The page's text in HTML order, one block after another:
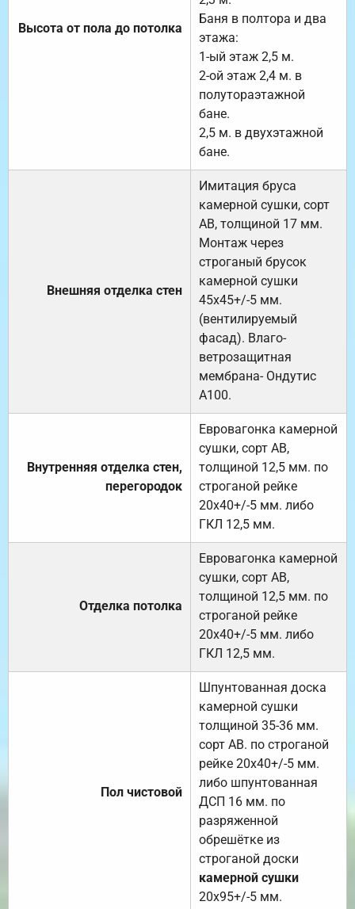
Высота от пола до потолка
Баня в полтора и два
этажа:
1-ый этаж 2,5 м.
2-ой этаж 2,4 м. в
полутораэтажной
бане.
2,5 м. в двухэтажной
бане.
Внешняя отделка стен
Имитация бруса
камерной сушки, сорт
АВ, толщиной 17 мм.
Монтаж через
строганый брусок
камерной сушки
45х45+/-5 мм.
(вентилируемый
фасад). Влаго-
ветрозащитная
мембрана- Ондутис
А100.
Внутренняя отделка стен,
перегородок
Евровагонка камерной
сушки, сорт АВ,
толщиной 12,5 мм. по
строганой рейке
20х40+/-5 мм. либо
ГКЛ 12,5 мм.
Отделка потолка
Евровагонка камерной
сушки, сорт АВ,
толщиной 12,5 мм. по
строганой рейке
20х40+/-5 мм. либо
ГКЛ 12,5 мм.
Пол чистовой
Шпунтованная доска
камерной сушки
толщиной 35-36 мм.
сорт АВ. по строганой
рейке 20х40+/-5 мм.
либо шпунтованная
ДСП 16 мм. по
разряженной
обрешётке из
строганой доски
камерной сушки
20х95+/-5 мм.